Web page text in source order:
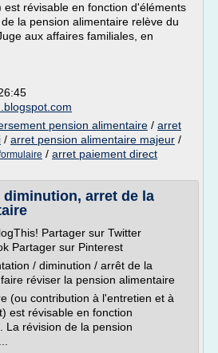
est révisable en fonction d'éléments
la pension alimentaire relève du
aux affaires familiales, en
pension alimentaire / arret
/ arret pension alimentaire majeur /
/ arret paiement direct
diminution, arret de la
Partager sur Twitter
Partager sur Pinterest
/ diminution / arrêt de la
réviser la pension alimentaire
(ou contribution à l'entretien et à
est révisable en fonction
La révision de la pension